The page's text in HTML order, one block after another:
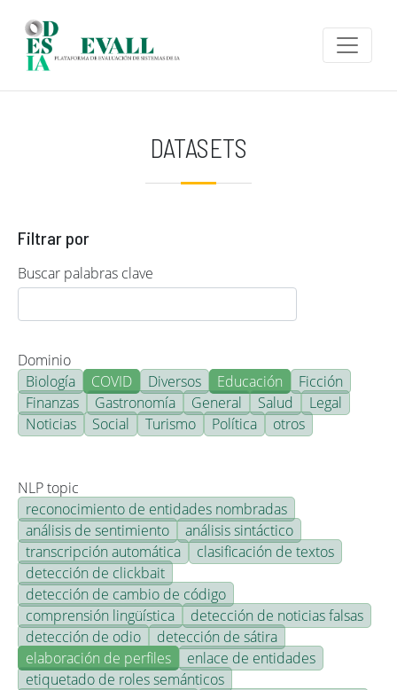
DATASETS
Filtrar por
Buscar palabras clave
Dominio
Biología
COVID Diversos Educación
Ficción
Finanzas
Gastronomía General Salud
Legal
Noticias
Social Turismo Política otros
NLP topic
reconocimiento de entidades nombradas
análisis de sentimiento
análisis sintáctico
transcripción automática
clasificación de textos
detección de clickbait
detección de cambio de código
comprensión lingüística
detección de noticias falsas
detección de odio
detección de sátira
elaboración de perfiles
enlace de entidades
etiquetado de roles semánticos